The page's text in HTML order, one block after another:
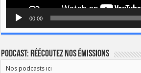
00:00
Podcast: Réécoutez nos émissions
Nos podcasts ici